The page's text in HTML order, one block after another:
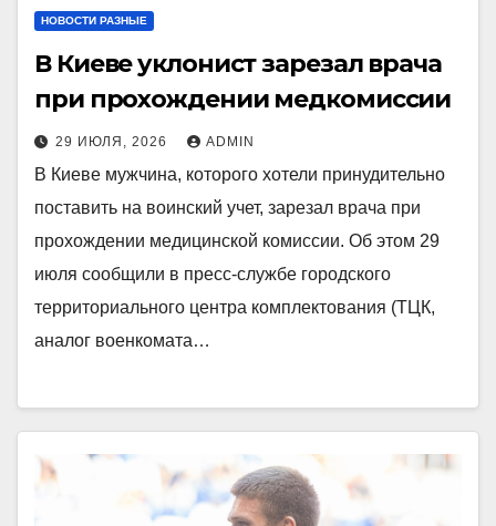
НОВОСТИ РАЗНЫЕ
В Киеве уклонист зарезал врача
при прохождении медкомиссии
29 ИЮЛЯ, 2026 ADMIN
В Киеве мужчина, которого хотели принудительно
поставить на воинский учет, зарезал врача при
прохождении медицинской комиссии. Об этом 29
июля сообщили в пресс-службе городского
территориального центра комплектования (ТЦК,
аналог военкомата…